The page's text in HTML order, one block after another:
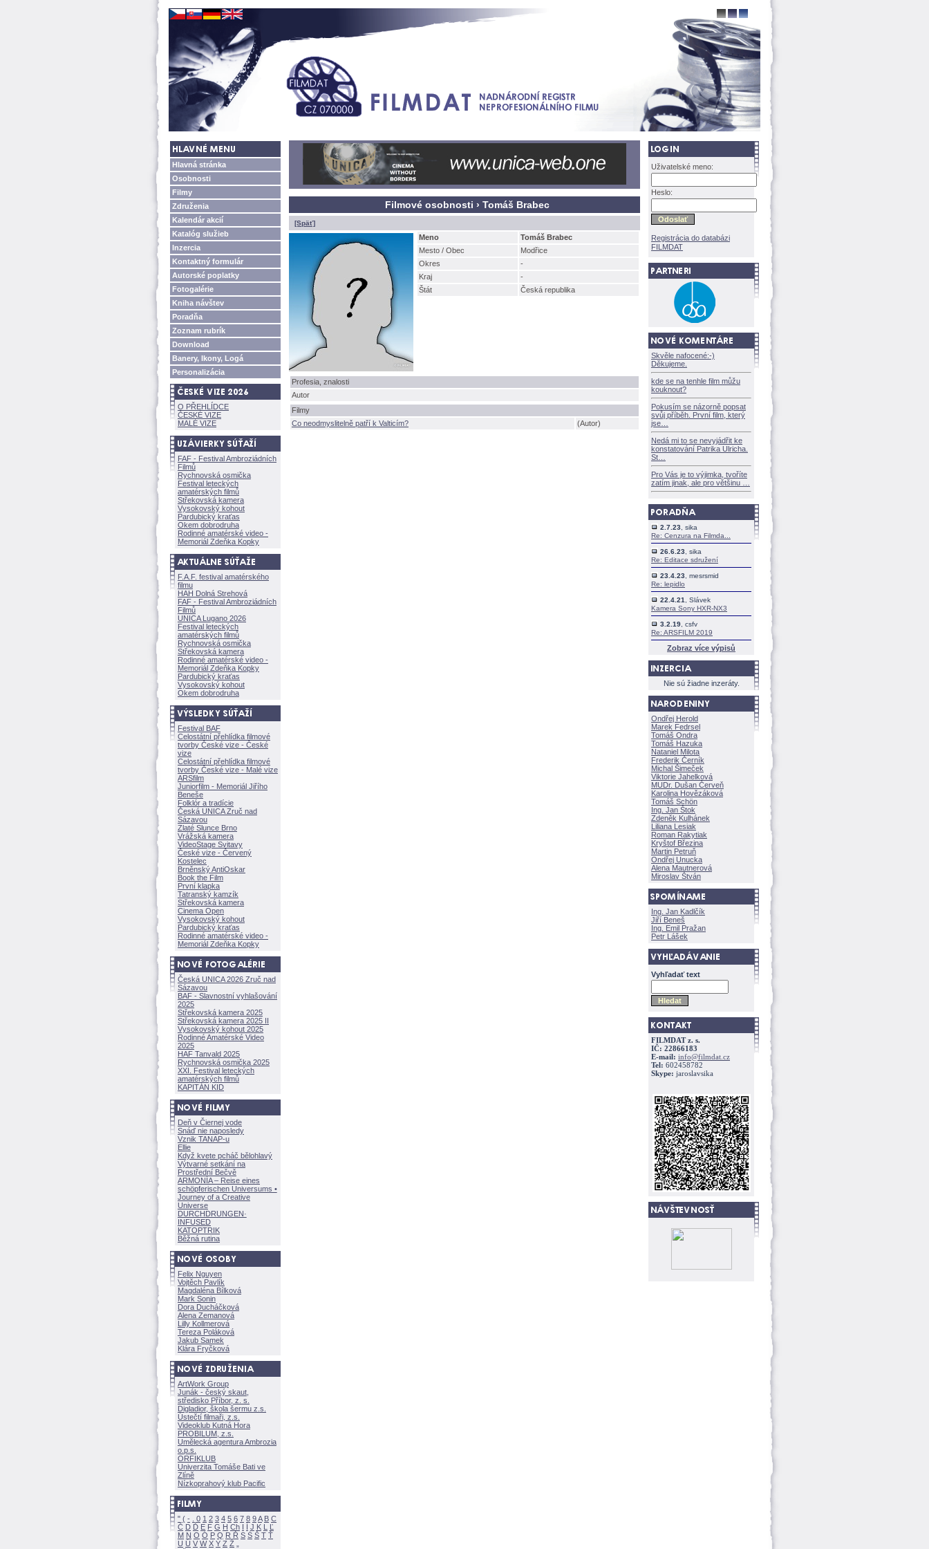
Hlavná stránka
Osobnosti
Filmy
Združenia
Kalendár akcií
Katalóg služieb
Inzercia
Kontaktný formulár
Autorské poplatky
Fotogalérie
Kniha návštev
Poradňa
Zoznam rubrík
Download
Banery, Ikony, Log
Personalizácia
O PŘEHLÍDCE
ČESKÉ VIZE
MALÉ VIZE
FAF - Festival Ambroziádních
Filmů
Rychnovská osmička
Festival leteckých
amatérských filmů
Střekovská kamera
Vysokovský kohout
Pardubický kraťas
Okem dobrodruha
Rodinné amatérské video -
Memoriál Zdeňka Kopky
F.A.F. festival amatérského
filmu
HAH Dolná Strehov
FAF - Festival Ambroziádních
Filmů
UNICA Lugano 2026
Festival leteckých
amatérských filmů
Rychnovská osmička
Střekovská kamera
Rodinné amatérské video -
Memoriál Zdeňka Kopky
Pardubický kraťas
Vysokovský kohout
Okem dobrodruha
Festival BAF
Celostátní přehlídka filmové
tvorby České vize - České
vize
Celostátní přehlídka filmové
tvorby České vize - Malé vize
ARSfilm
Juniorfilm - Memoriál Jiřího
Beneše
Folklór a tradície
Česká UNICA Zruč nad
Sázavou
Zlaté Slunce Brno
Vrážská kamera
VideoStage Svitavy
České vize - Červený
Kostelec
Brněnský AntiOskar
Book the Film
První klapka
Tatranský kamzík
Střekovská kamera
Cinema Open
Vysokovský kohout
Pardubický kraťas
Rodinné amatérské video -
Memoriál Zdeňka Kopky
Česká UNICA 2026 Zruč nad
Sázavou
BAF - Slavnostní vyhlašování
2025
Střekovská kamera 2025
Střekovská kamera 2025 II
Vysokovský kohout 2025
Rodinné Amatérské Video
2025
HAF Tanvald 2025
Rychnovská osmička 2025
XXI. Festival leteckých
amatérských filmů
KAPITÁN KID
Deň v Čiernej vode
Snáď nie naposledy
Vznik TANAP-u
Ellie
Když kvete pcháč bělohlavý
Výtvarné setkání na
Prostřední Bečvě
ARMONÍA – Reise eines
schöpferischen Universums •
Journey of a Creative
Universe
DURCHDRUNGEN·
INFUSED
KATOPTRIK
Běžná rutina
Felix Nguyen
Vojtěch Pavlík
Magdaléna Bílkov
Mark Sonin
Dora Ducháčkov
Alena Zemanov
Lilly Kollmerov
Tereza Polákov
Jakub Samek
Klára Fryčkov
ArtWork Group
Junák - český skaut,
středisko Příbor, z. s.
Digladior, škola šermu z.s.
Ústečtí filmaři, z.s.
Videoklub Kutná Hora
PROBILUM, z.s.
Umělecká agentura Ambrozia
o.p.s.
ORFIKLUB
Univerzita Tomáše Bati ve
Zlíně
Nízkoprahový klub Pacific
" ( - 0 1 2 3 4 5 6 7 8 9A B C
Č D Ď E F G H Ch I Í J K L
Ľ
M N O Ó P Q R Ř S Ś T Ť
U Ú V W X Y Z
Filmové osobnosti › Tomáš Brabec
[Späť]
Meno
Tomáš Brabec
Mesto / Obec
Modřice
Okres
-
Kraj
-
tát
Česká republika
Profesia, znalosti
Autor
Filmy
Co neodmyslitelně patří k Valticím?
(Autor)
Uživatelské meno:
Heslo:
Registrácia do databázi
FILMDAT
Skvěle nafocené:-)
Děkujeme.
kde se na tenhle film můžu
kouknout?
Pokusím se názorně popsat
svůj příběh. První film, který
jse
Nedá mi to se nevyjádřit ke
konstatování Patrika Ulricha.
St
Pro Vás je to výjimka, tvoříte
zatím jinak, ale pro většinu
2.7.23 , sika
Re: Cenzura na Filmda...
26.6.23 , sika
Re: Editace sdružení
23.4.23 , mesrsmid
Re: lepidlo
22.4.21
, Slávek
Kamera Sony HXR-NX3
3.2.19 , csfv
Re: ARSFILM 2019
Zobraz více výpisů
Nie sú žiadne inzeráty.
Ondřej Herold
Marek Fedrsel
Tomáš Ondra
Tomáš Hazuka
Nataniel Milota
Frederik Černík
Michal Šimeček
Viktorie Jahelkov
MUDr. Dušan Červeň
Karolina Hovězákov
Tomáš Schön
Ing. Jan Štok
Zdeněk Kulhánek
Liliana Lesiak
Roman Rakytiak
Kryštof Březina
Martin Petruň
Ondřej Unucka
Alena Mautnerov
Miroslav Štván
Ing. Jan Kadlčík
Jiří Bene
Ing. Emil Pražan
Petr Lášek
Vyhľadať text
FILMDAT z. s.
IČ: 22866183
E-mail: info@filmdat.cz
Tel: 602458782
Skype: jaroslavsika